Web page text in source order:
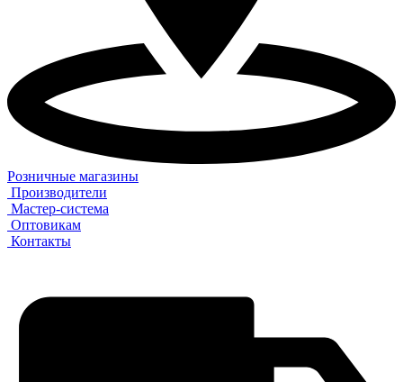
Розничные магазины
Производители
Мастер-система
Оптовикам
Контакты